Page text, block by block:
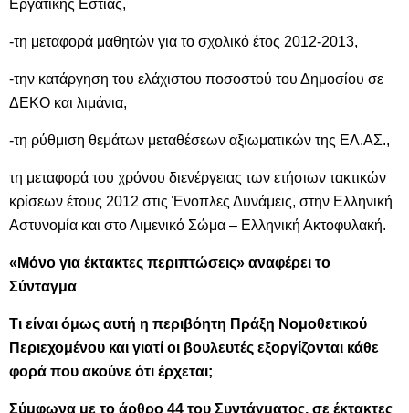
Εργατικής Εστίας,
-τη μεταφορά μαθητών για το σχολικό έτος 2012-2013,
-την κατάργηση του ελάχιστου ποσοστού του Δημοσίου σε
ΔΕΚΟ και λιμάνια,
-τη ρύθμιση θεμάτων μεταθέσεων αξιωματικών της ΕΛ.ΑΣ.,
τη μεταφορά του χρόνου διενέργειας των ετήσιων τακτικών
κρίσεων έτους 2012 στις Ένοπλες Δυνάμεις, στην Ελληνική
Αστυνομία και στο Λιμενικό Σώμα – Ελληνική Ακτοφυλακή.
«Μόνο για έκτακτες περιπτώσεις» αναφέρει το
Σύνταγμα
Τι είναι όμως αυτή η περιβόητη Πράξη Νομοθετικού
Περιεχομένου και γιατί οι βουλευτές εξοργίζονται κάθε
φορά που ακούνε ότι έρχεται;
Σύμφωνα με το άρθρο 44 του Συντάγματος, σε έκτακτες